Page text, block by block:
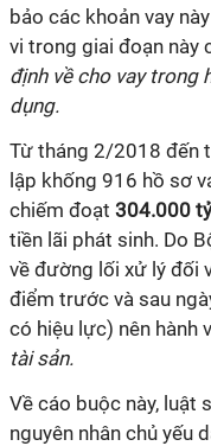
bảo các khoản vay
vi trong giai đoạn này
định về cho vay trong
dụng.
Từ tháng 2/2018 đến
lập khống 916 hồ sơ
chiếm đoạt 304.000 tỷ
tiền lãi phát sinh. Do
về đường lối xử lý đối
điểm trước và sau
có hiệu lực) nên hành
tài sản.
Về cáo buộc này, luật
nguyên nhân chủ yếu